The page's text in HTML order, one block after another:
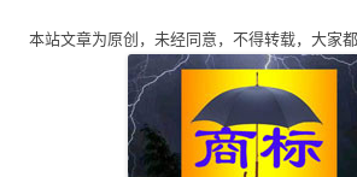
航
本站文章为原创，未经同意，不得转载，大家